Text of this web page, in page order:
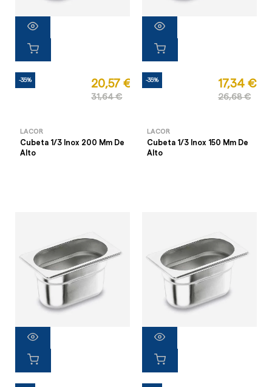
-35% 20,57 €
31,64 €
LACOR
Cubeta 1/3 Inox 200 Mm De
Alto
-35% 17,34 €
26,68 €
LACOR
Cubeta 1/3 Inox 150 Mm De
Alto